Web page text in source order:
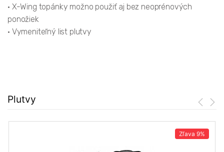
• X-Wing topánky možno použiť aj bez neoprénových
ponožiek
• Vymeniteľný list plutvy
Plutvy
Zľava 9%